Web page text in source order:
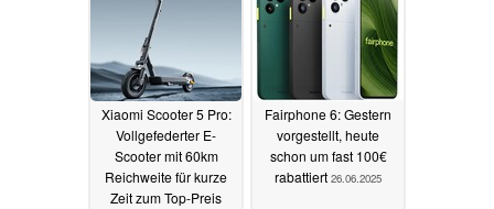
Xiaomi Scooter 5 Pro:
Vollgefederter E-
Scooter mit 60km
Reichweite für kurze
Zeit zum Top-Preis
Fairphone 6: Gestern
vorgestellt, heute
schon um fast 100€
rabattiert 26.06.2025